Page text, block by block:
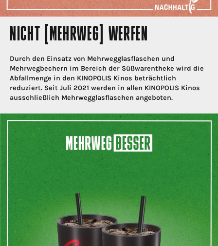
NICHT [MEHRWEG] WERFEN
Durch den Einsatz von Mehrwegglasflaschen und
Mehrwegbechern im Bereich der Süßwarentheke wird die
Abfallmenge in den KINOPOLIS Kinos beträchtlich
reduziert. Seit Juli 2021 werden in allen KINOPOLIS Kinos
ausschließlich Mehrwegglasflaschen angeboten.